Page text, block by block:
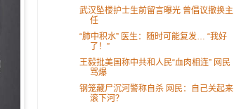
武汉坠楼护士生前留言曝光 曾倡议撤换主
任
“肺中积水” 医生：随时可能复发… “我好
了！”
王毅批美国称中共和人民“血肉相连” 网民
骂爆
钢笼藏尸沉河警称自杀 网民：自己关起来
滚下河？